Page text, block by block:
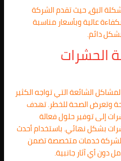
البق، حيث تقدم الشركة
عالية وبأسعار مناسبة
دائم.
الحشرات
الشائعة التي تواجه الكثير
وتعرض الصحة للخطر. تهدف
إلى توفير حلول فعالة
بشكل نهائي. باستخدام أحدث
الشركة خدمات متخصصة تضمن
دون أي آثار جانبية.